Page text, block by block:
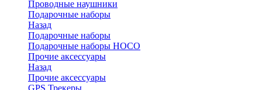
Проводные наушники
Подарочные наборы
Назад
Подарочные наборы
Подарочные наборы HOCO
Прочие аксессуары
Назад
Прочие аксессуары
GPS Трекеры